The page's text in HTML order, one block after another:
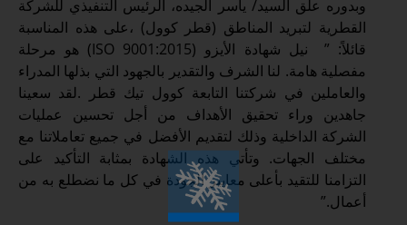
وبدوره علّق السيد/ ياسر الجيده، الرئيس التنفيذي للشركة
القطرية لتبريد المناطق (قطر كوول) ،على هذه المناسبة
قائلاً: ” نيل شهادة الأيزو (ISO 9001:2015) هو مرحلة
مفصلية هامة. لنا الشرف والتقدير بالجهود التي بذلها المدراء
والعاملين في شركتنا التابعة كوول تيك قطر .لقد سعينا
جاهدين وراء تحقيق الأهداف من أجل تحسين عمليات
الشركة الداخلية وذلك لتقديم الأفضل في جميع تعاملاتنا مع
مختلف الجهات. وتأتي هذه الشهادة بمثابة التأكيد على
التزامنا للتقيد بأعلى معايير الجودة في كل ما نضطلع به من
أعمال.”